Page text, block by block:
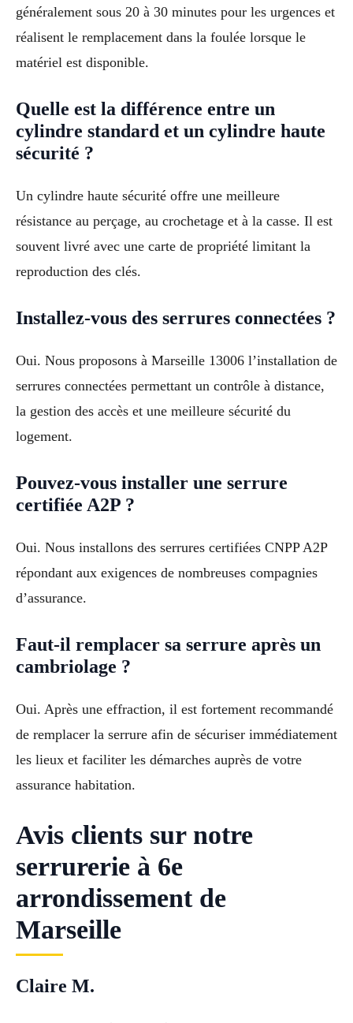
généralement sous 20 à 30 minutes pour les urgences et
réalisent le remplacement dans la foulée lorsque le
matériel est disponible.
Quelle est la différence entre un
cylindre standard et un cylindre haute
sécurité ?
Un cylindre haute sécurité offre une meilleure
résistance au perçage, au crochetage et à la casse. Il est
souvent livré avec une carte de propriété limitant la
reproduction des clés.
Installez-vous des serrures connectées ?
Oui. Nous proposons à Marseille 13006 l’installation de
serrures connectées permettant un contrôle à distance,
la gestion des accès et une meilleure sécurité du
logement.
Pouvez-vous installer une serrure
certifiée A2P ?
Oui. Nous installons des serrures certifiées CNPP A2P
répondant aux exigences de nombreuses compagnies
d’assurance.
Faut-il remplacer sa serrure après un
cambriolage ?
Oui. Après une effraction, il est fortement recommandé
de remplacer la serrure afin de sécuriser immédiatement
les lieux et faciliter les démarches auprès de votre
assurance habitation.
Avis clients sur notre
serrurerie à 6e
arrondissement de
Marseille
Claire M.